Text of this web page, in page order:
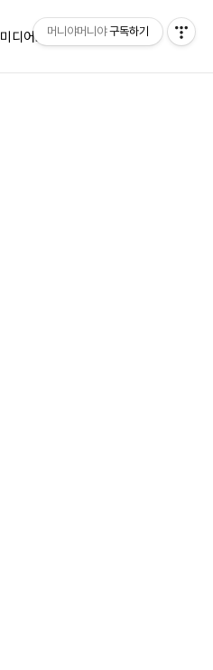
미디어로그 방명록
머니야머니야 구독하기